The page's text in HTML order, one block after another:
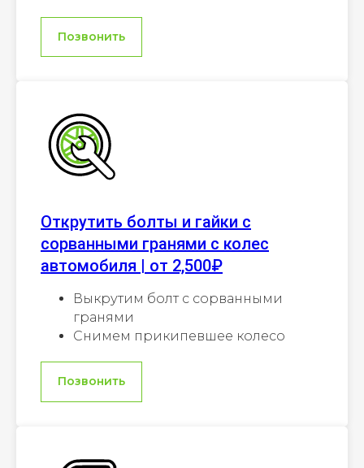
Позвонить
Открутить болты и гайки с
сорванными гранями с колес
автомобиля | от 2,500₽
Выкрутим болт с сорванными
гранями
Снимем прикипевшее колесо
Позвонить